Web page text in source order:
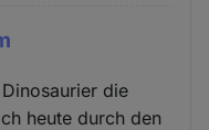
die
heute durch den